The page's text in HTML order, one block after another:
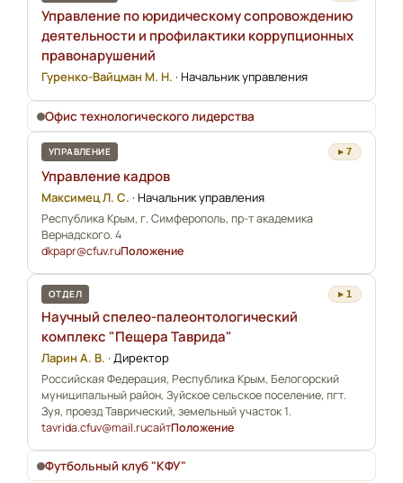
Управление по юридическому сопровождению
деятельности и профилактики коррупционных
правонарушений
Гуренко-Вайцман М. Н. · Начальник управления
Офис технологического лидерства
УПРАВЛЕНИЕ ▸ 7
Управление кадров
Максимец Л. С. · Начальник управления
Республика Крым, г. Симферополь, пр-т академика
Вернадского. 4
dkpapr@cfuv.ruПоложение
ОТДЕЛ ▸ 1
Научный спелео-палеонтологический
комплекс "Пещера Таврида"
Ларин А. В. · Директор
Российская Федерация, Республика Крым, Белогорский
муниципальный район, Зуйское сельское поселение, пгт.
Зуя, проезд Таврический, земельный участок 1.
tavrida.cfuv@mail.ruсайтПоложение
Футбольный клуб "КФУ"